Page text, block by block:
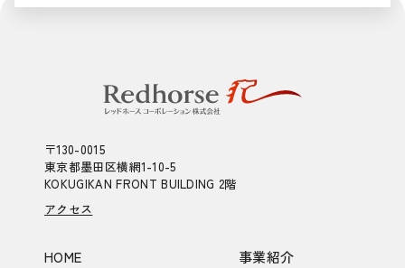
〒130-0015
東京都墨田区横網1-10-5
KOKUGIKAN FRONT BUILDING 2階
アクセス
HOME
事業紹介